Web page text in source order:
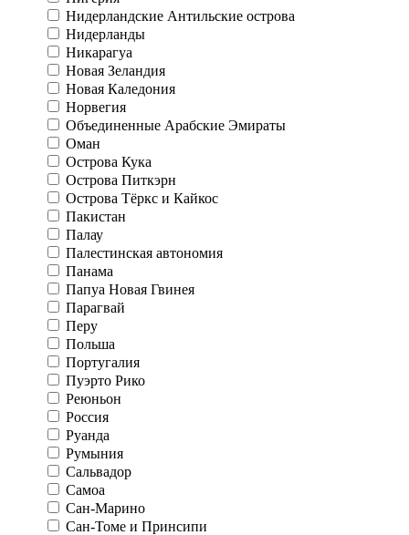
Нидерландские Антильские острова
Нидерланды
Никарагуа
Новая Зеландия
Новая Каледония
Норвегия
Объединенные Арабские Эмираты
Оман
Острова Кука
Острова Питкэрн
Острова Тёркс и Кайкос
Пакистан
Палау
Палестинская автономия
Панама
Папуа Новая Гвинея
Парагвай
Перу
Польша
Португалия
Пуэрто Рико
Реюньон
Россия
Руанда
Румыния
Сальвадор
Самоа
Сан-Марино
Сан-Томе и Принсипи